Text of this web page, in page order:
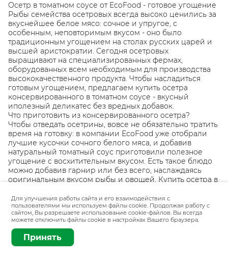
Осетр в томатном соусе от EcoFood - готовое угощение
Рыбы семейства осетровых всегда высоко ценились за
вкуснейшее белое мясо: сочное и упругое, с
особенным, неповторимым вкусом - оно было
традиционным угощением на столах русских царей и
высшей аристократии. Сегодня осетровых
выращивают на специализированных фермах,
оборудованных всем необходимым для производства
высококачественного продукта. Чтобы насладиться
готовым угощением, предлагаем купить осетра
консервированного в томатном соусе - вкусный
иполезный деликатес без вредных добавок.
Что приготовить из консервированного осетра?
Чтобы отведать осетрины, вовсе не обязательно тратить
время на готовку: в компании EcoFood уже отобрали
лучшие кусочки сочного белого мяса, и добавив
натуральный томатный соус приготовили полезное
угощение с восхитительным вкусом. Есть такое блюдо
можно добавив гарнир или без всего, наслаждаясь
оригинальным вкусом рыбы и овощей. Купить осетра в
хранения или поездок на дачу и пикники.
240 г Добавить
Для улучшения работы сайта и его взаимодействия с
пользователями мы используем файлы cookie. Продолжая работу с
сайтом, Вы разрешаете использование cookie-файлов. Вы всегда
можете отключить файлы cookie в настройках Вашего браузера.
Принять